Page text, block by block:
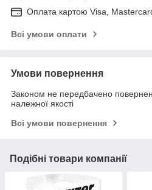
Оплата картою Visa,
Всі умови оплати
Умови повернення
Законом не передбачено
належної якості
Всі умови повернення
Подібні товари компанії